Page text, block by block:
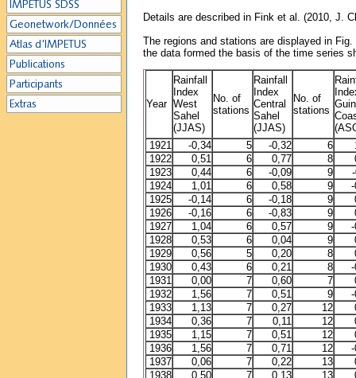
Details are described in Fink et al. (2010, J.
The regions and stations are displayed in
the data formed the basis of the time series
Year
Rainfall
Index
West
Sahel
(JJAS)
No. of
stations
Rainfall
Index
Central
Sahel
(JJAS)
No. of
stations
1921
-0,34 5 -0,32 6
1922
0,51 6 0,77 8
1923
0,44 6 -0,09 9
1924
1,01 6 0,58 9
1925
-0,14 6 -0,18 9
1926
-0,16 6 -0,83 9
1927
1,04 6 0,57 9
1928
0,53 6 0,04 9
1929
0,56 5 0,20 8
1930
0,43 6 0,21 8
1931
0,00 7 0,60 7
1932
1,56 7 0,51 9
1933
1,13 7 0,27 12
1934
0,36 7 0,11 12
1935
1,15 7 0,51 12
1936
1,56 7 0,71 12
1937
0,06 7 0,22 13
1938
0,50 7 0,13 13